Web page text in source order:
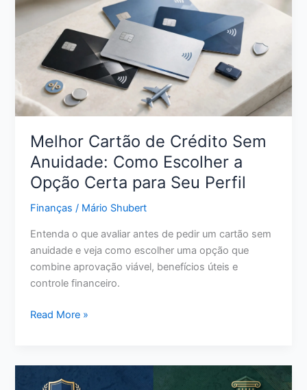
Dinheiro:
Reais
para
Sair
da
Inadimplência
Melhor Cartão de Crédito Sem
Anuidade: Como Escolher a
Opção Certa para Seu Perfil
Finanças / Mário Shubert
Entenda o que avaliar antes de pedir um cartão sem
anuidade e veja como escolher uma opção que
combine aprovação viável, benefícios úteis e
controle financeiro.
Melhor
Crédito
Sem
Read More »